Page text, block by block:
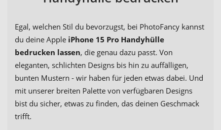
Egal, welchen Stil du bevorzugst, bei PhotoFancy kannst
du deine Apple iPhone 15 Pro Handyhülle
bedrucken lassen, die genau dazu passt. Von
eleganten, schlichten Designs bis hin zu auffälligen,
bunten Mustern - wir haben für jeden etwas dabei. Und
mit unserer breiten Palette von verfügbaren Designs
bist du sicher, etwas zu finden, das deinen Geschmack
trifft.